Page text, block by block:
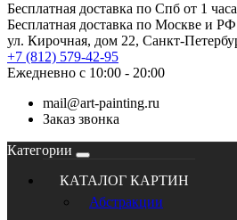
Бесплатная доставка по Спб от 1 часа
Бесплатная доставка по Москве и
ул. Кирочная, дом 22, Санкт-
+7 (812) 579-42-95
Ежедневно с 10:00 - 20:00
mail@art-painting.ru
Заказ звонка
Категории
КАТАЛОГ КАРТИН
Абстракции